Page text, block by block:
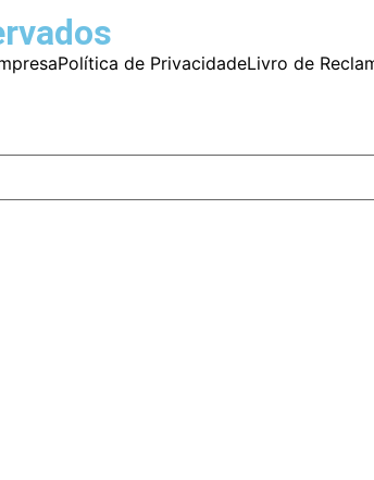
Política de PrivacidadeLivro de